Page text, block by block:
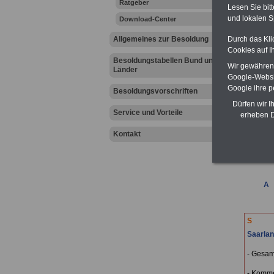
Ratgeber
Download-Center
Allgemeines zur Besoldung
Besoldungstabellen Bund und
Länder
Besoldungsvorschriften
Service und Vorteile
Kontakt
neuer
Von den
auf dem
Unsere
A
S
-
Lesen Sie
und lokalen
Durch das
Cookies auf
Wir
Google-
Google ihre
Dürfen wir
erheben